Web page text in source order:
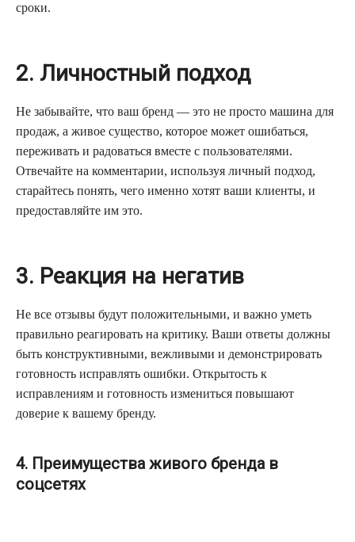
сроки.
2. Личностный подход
Не забывайте, что ваш бренд — это не просто машина для
продаж, а живое существо, которое может ошибаться,
переживать и радоваться вместе с пользователями.
Отвечайте на комментарии, используя личный подход,
старайтесь понять, чего именно хотят ваши клиенты, и
предоставляйте им это.
3. Реакция на негатив
Не все отзывы будут положительными, и важно уметь
правильно реагировать на критику. Ваши ответы должны
быть конструктивными, вежливыми и демонстрировать
готовность исправлять ошибки. Открытость к
исправлениям и готовность измениться повышают
доверие к вашему бренду.
4. Преимущества живого бренда в
соцсетях